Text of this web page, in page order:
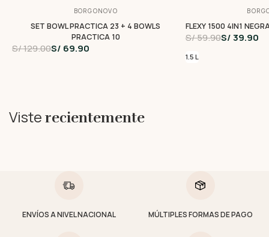
BORGONOVO
SET BOWL PRACTICA 23 + 4 BOWLS
PRACTICA 10
S/ 129.00S/ 69.90
FLEXY 1500 4IN1
S/ 59.90S/ 39.90
1.5 L
Viste recientemente
ENVÍOS A NIVEL NACIONAL MÚLTIPLES FORMAS DE PAGO